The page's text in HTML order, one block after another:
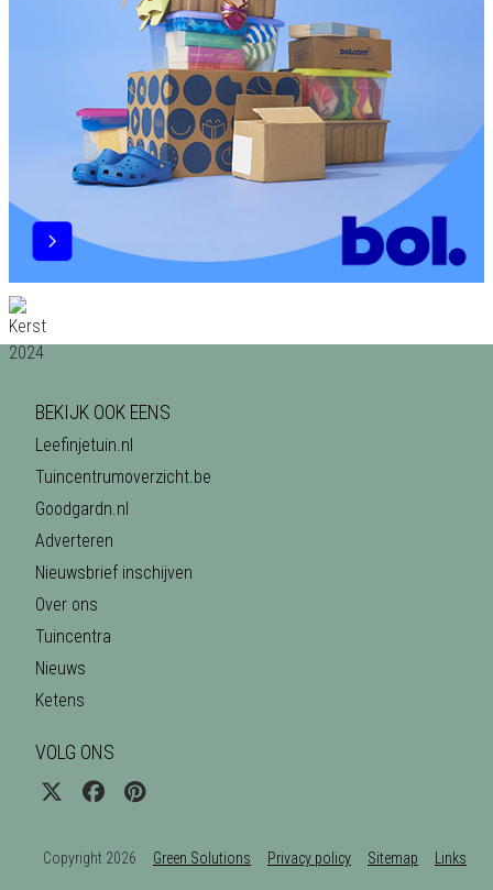
BEKIJK OOK EENS
Leefinjetuin.nl
Tuincentrumoverzicht.be
Goodgardn.nl
Adverteren
Nieuwsbrief inschijven
Over ons
Tuincentra
Nieuws
Ketens
VOLG ONS
Copyright 2026 Green Solutions Privacy policy Sitemap Links